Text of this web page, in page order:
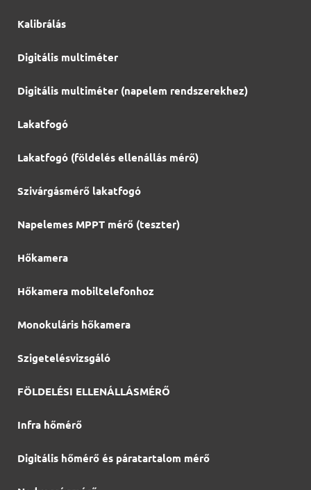
Kalibrálás
Digitális multiméter
Digitális multiméter (napelem rendszerekhez)
Lakatfogó
Lakatfogó (földelés ellenállás mérő)
Szivárgásmérő lakatfogó
Napelemes MPPT mérő (teszter)
Hőkamera
Hőkamera mobiltelefonhoz
Monokuláris hőkamera
Szigetelésvizsgáló
FÖLDELÉSI ELLENÁLLÁSMÉRŐ
Infra hőmérő
Digitális hőmérő és páratartalom mérő